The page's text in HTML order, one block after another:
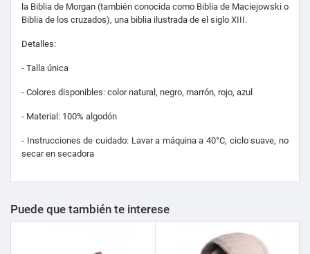
la Biblia de Morgan (también conocida como Biblia de Maciejowski o
Biblia de los cruzados), una biblia ilustrada de el siglo XIII.
Detalles:
- Talla única
- Colores disponibles: color natural, negro, marrón, rojo, azul
- Material: 100% algodón
- Instrucciones de cuidado: Lavar a máquina a 40°C, ciclo suave, no
secar en secadora
Puede que también te interese